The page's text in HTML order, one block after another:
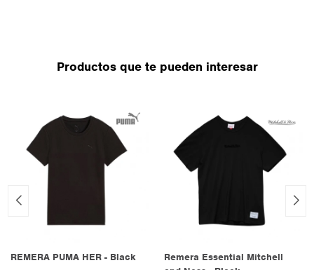
Productos que te pueden interesar
REMERA PUMA HER - Black
Remera Essential Mitchell